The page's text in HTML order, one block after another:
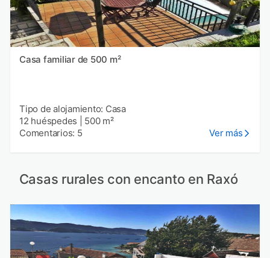
Casa familiar de 500 m²
Tipo de alojamiento: Casa
12 huéspedes
500 m²
Comentarios: 5
Ver más
Casas rurales con encanto en Raxó